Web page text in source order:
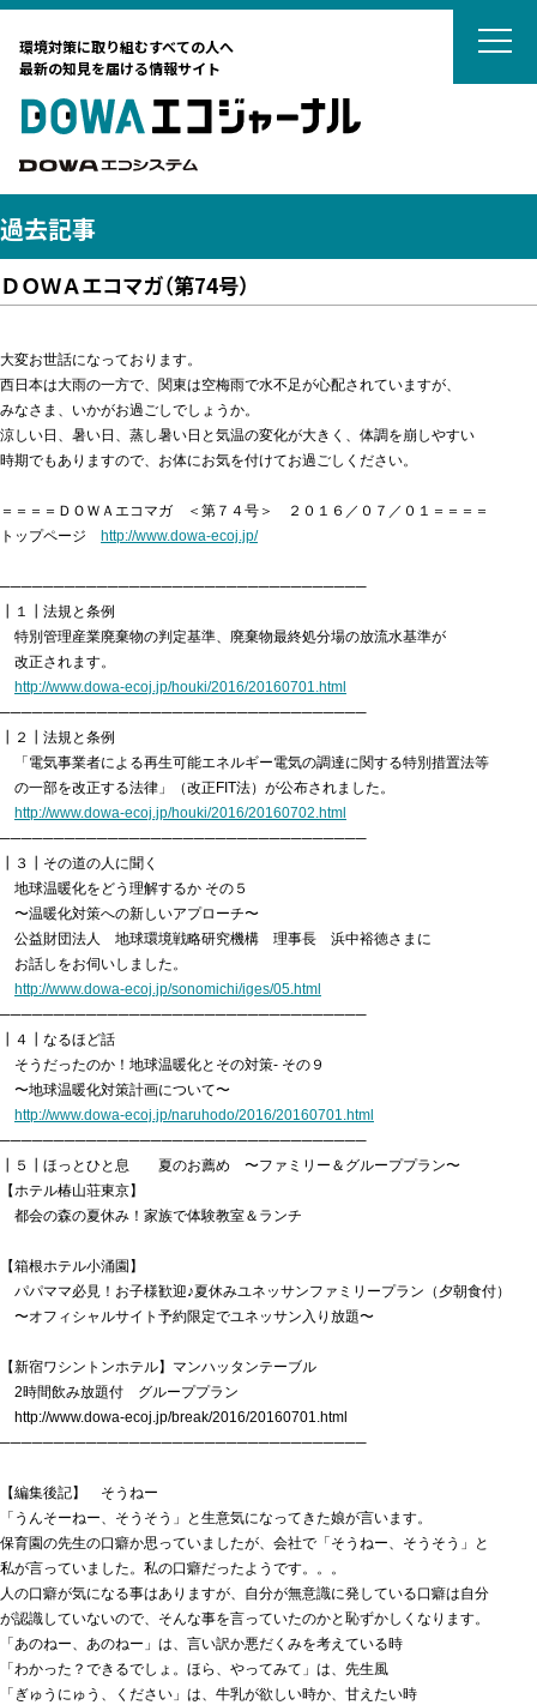
環境対策に取り組むすべての人へ
最新の知見を届ける情報サイト
DOWAエコジ
テーマから選ぶ
サーキュラーエコノミー
カーボンニュートラル
ネイチャーポジティブ
国際動向
法律
リスク管理
タグから選ぶ
DOWAの取組リサイクル廃棄物処理
藤田観光からのおすすめ カーボンニュートラル
PCB環境コンサルLIB
エコぺディア
過去記事はこちら
ホワイトペーパー
過去記事
ＤＯＷＡエコマガ（第74号）
大変お世話になっております。
西日本は大雨の一方で、関東は空梅雨で水不足が心配されていますが、
みなさま、いかがお過ごしでしょうか。
涼しい日、暑い日、蒸し暑い日と気温の変化が大きく、体調を崩しやすい
時期でもありますので、お体にお気を付けてお過ごしください。
＝＝＝＝ＤＯＷＡエコマガ　＜第７４号＞　２０１６／０７／０１＝＝＝＝
トップページ http://www.dowa-ecoj.jp/
──────────────────────────────────
┃１┃法規と条例
特別管理産業廃棄物の判定基準、廃棄物最終処分場の放流水基準が
改正されます。
http://www.dowa-ecoj.jp/houki/2016/20160701.html
──────────────────────────────────
┃２┃法規と条例
「電気事業者による再生可能エネルギー電気の調達に関する特別措置法等
の一部を改正する法律」（改正FIT法）が公布されました。
http://www.dowa-ecoj.jp/houki/2016/20160702.html
──────────────────────────────────
┃３┃その道の人に聞く
地球温暖化をどう理解するか その５
〜温暖化対策への新しいアプローチ〜
公益財団法人　地球環境戦略研究機構　理事長　浜中裕徳さまに
お話しをお伺いしました。
http://www.dowa-ecoj.jp/sonomichi/iges/05.html
──────────────────────────────────
┃４┃なるほど話
そうだったのか！地球温暖化とその対策- その９
〜地球温暖化対策計画について〜
http://www.dowa-ecoj.jp/naruhodo/2016/20160701.html
──────────────────────────────────
┃５┃ほっとひと息　　夏のお薦め　〜ファミリー＆グループプラン〜
【ホテル椿山荘東京】
都会の森の夏休み！家族で体験教室＆ランチ
【箱根ホテル小涌園】
パパママ必見！お子様歓迎♪夏休みユネッサンファミリープラン（夕朝食付）
〜オフィシャルサイト予約限定でユネッサン入り放題〜
【新宿ワシントンホテル】マンハッタンテーブル
2時間飲み放題付　グループプラン
http://www.dowa-ecoj.jp/break/2016/20160701.html
──────────────────────────────────
【編集後記】　そうねー
「うんそーねー、そうそう」と生意気になってきた娘が言います。
保育園の先生の口癖か思っていましたが、会社で「そうねー、そうそう」と
私が言っていました。私の口癖だったようです。。。
人の口癖が気になる事はありますが、自分が無意識に発している口癖は自分
が認識していないので、そんな事を言っていたのかと恥ずかしくなります。
「あのねー、あのねー」は、言い訳か悪だくみを考えている時
「わかった？できるでしょ。ほら、やってみて」は、先生風
「ぎゅうにゅう、ください」は、牛乳が欲しい時か、甘えたい時